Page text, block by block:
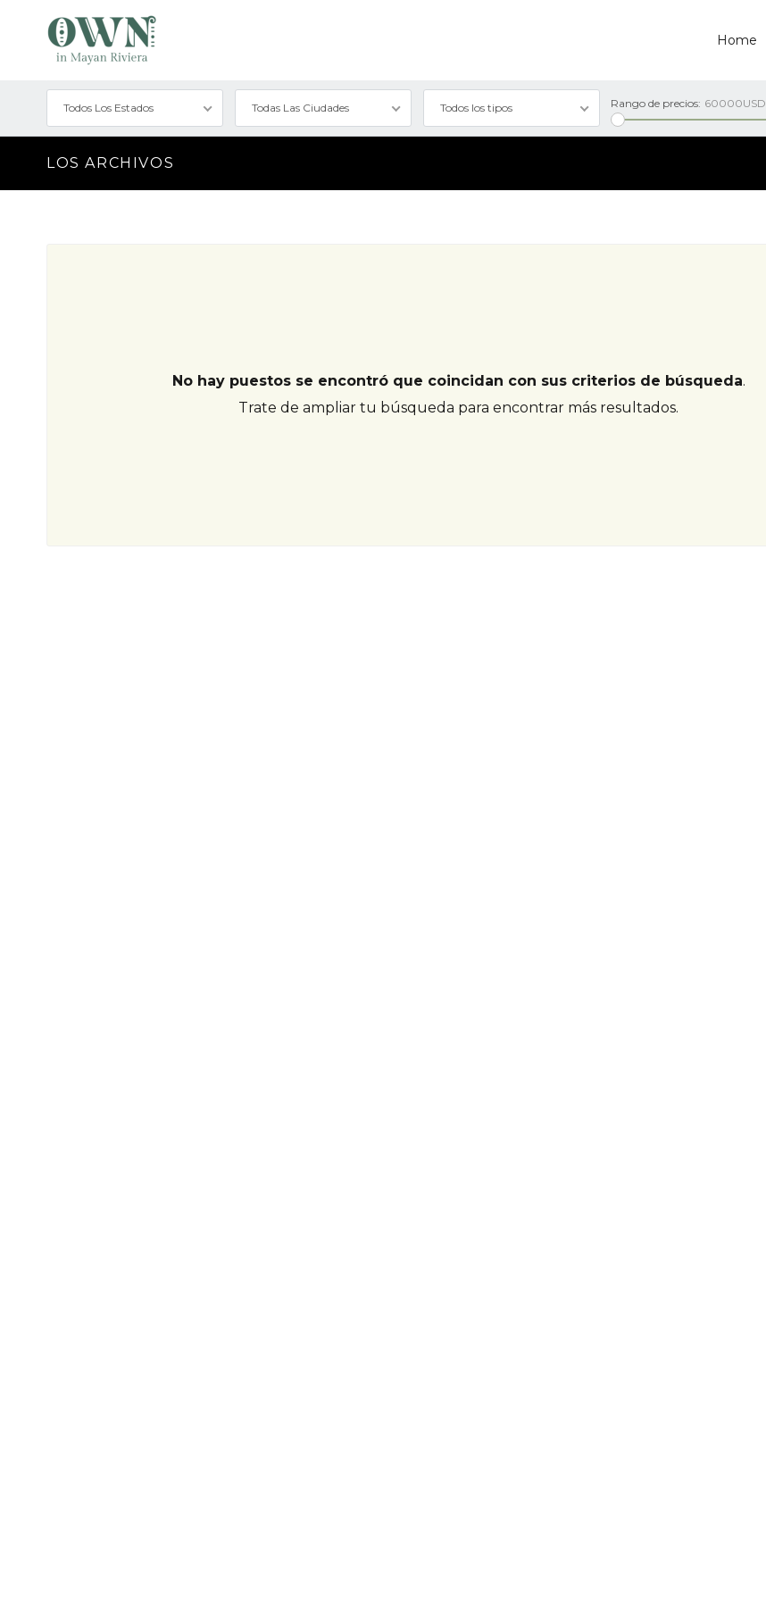
Home
Todos Los Estados Todas Las Ciudades Todos los tipos Rango de precios: 60000USD
LOS ARCHIVOS
No hay puestos se encontró que coincidan con sus criterios de búsqueda.
Trate de ampliar tu búsqueda para encontrar más resultados.